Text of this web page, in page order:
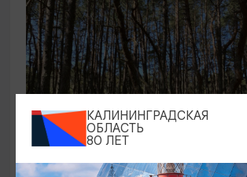
ЭКСКУРСИИ УЧРЕЖДЕНИЙ КУЛЬТУРЫ
КАЛИНИНГРАДСКАЯ
ОБЛАСТЬ
80 ЛЕТ